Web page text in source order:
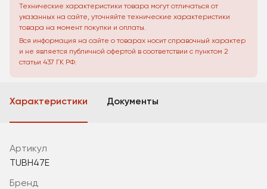
Технические характеристики товара могут отличаться от
указанных на сайте, уточняйте технические характеристики
товара на момент покупки и оплаты.
Вся информация на сайте о товарах носит справочный характер
и не является публичной офертой в соответствии с пунктом 2
статьи 437 ГК РФ.
Характеристики Документы
Артикул
TUBH47E
Бренд